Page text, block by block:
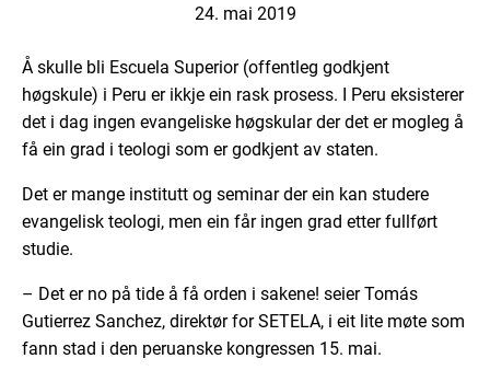
24. mai 2019
Å skulle bli Escuela Superior (offentleg godkjent
høgskule) i Peru er ikkje ein rask prosess. I Peru eksisterer
det i dag ingen evangeliske høgskular der det er mogleg å
få ein grad i teologi som er godkjent av staten.
Det er mange institutt og seminar der ein kan studere
evangelisk teologi, men ein får ingen grad etter fullført
studie.
– Det er no på tide å få orden i sakene! seier Tomás
Gutierrez Sanchez, direktør for SETELA, i eit lite møte som
fann stad i den peruanske kongressen 15. mai.